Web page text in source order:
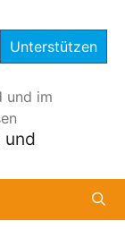
Unterstützen
und
und im